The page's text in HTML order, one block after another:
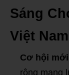
Sáng
Việt Nam
Cơ hội mới
rộng mạng